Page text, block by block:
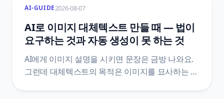
1장당 원가와 손익이 뒤집히는 장수까지
계산했어요.
AI-GUIDE2026-08-07
AI로 이미지 대체텍스트 만들 때 — 법이
요구하는 것과 자동 생성이 못 하는 것
AI에게 이미지 설명을 시키면 문장은 금방 나와요.
그런데 대체텍스트의 목적은 이미지를 묘사하는 게